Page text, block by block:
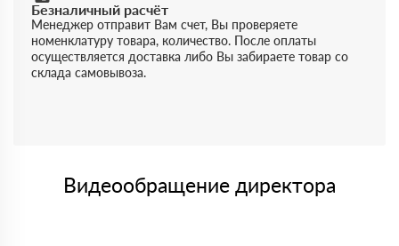
Безналичный расчёт
Менеджер отправит Вам счет, Вы проверяете
номенклатуру товара, количество. После оплаты
осуществляется доставка либо Вы забираете товар со
склада самовывоза.
Видеообращение директора